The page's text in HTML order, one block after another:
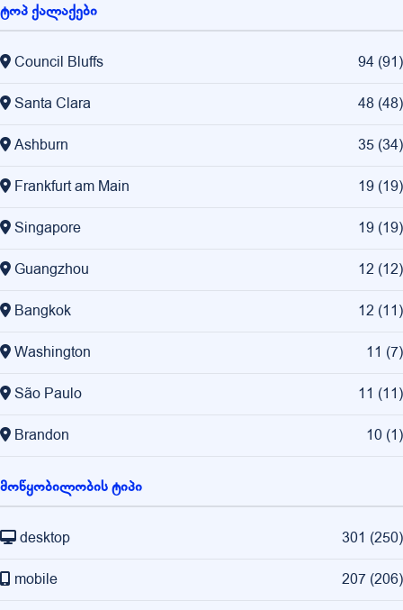
ტოპ ქალაქები
Council Bluffs 94 (91)
Santa Clara 48 (48)
Ashburn 35 (34)
Frankfurt am Main 19 (19)
Singapore 19 (19)
Guangzhou 12 (12)
Bangkok 12 (11)
Washington 11 (7)
São Paulo 11 (11)
Brandon 10 (1)
მოწყობილობის ტიპი
desktop 301 (250)
mobile 207 (206)